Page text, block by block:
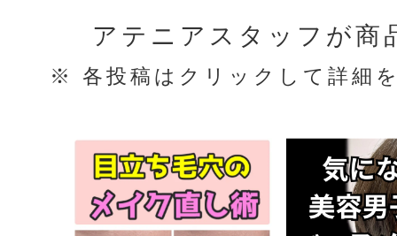
アテニアスタッフが商
※ 各投稿はクリックして詳細